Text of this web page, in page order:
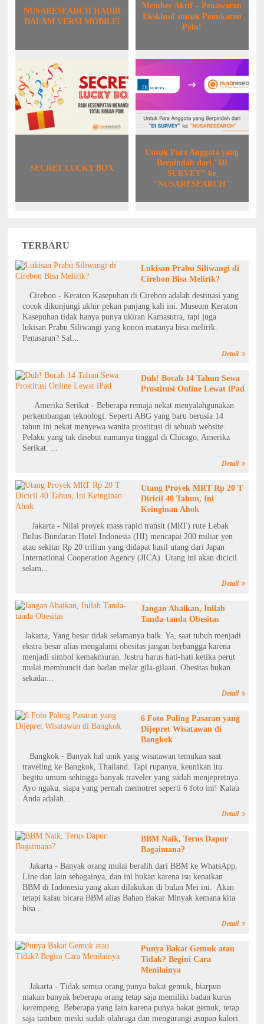
NUSARESEARCH HADIR
DALAM VERSI MOBILE!
Member Aktif – Penawaran
Eksklusif untuk Penukaran
Poin!
SECRET LUCKY BOX
Untuk Para Anggota yang
Berpindah dari "DI
SURVEY" ke
"NUSARESEARCH"
TERBARU
Lukisan Prabu Siliwangi di
Cirebon Bisa Melirik?
Cirebon - Keraton Kasepuhan di Cirebon adalah destinasi yang
cocok dikunjungi akhir pekan panjang kali ini. Museum Keraton
Kasepuhan tidak hanya punya ukiran Kamasutra, tapi juga
lukisan Prabu Siliwangi yang konon matanya bisa melirik.
Penasaran? Sal...
Detail
Duh! Bocah 14 Tahun Sewa
Prostitusi Online Lewat iPad
Amerika Serikat - Beberapa remaja nekat menyalahgunakan
perkembangan teknologi. Seperti ABG yang baru berusia 14
tahun ini nekat menyewa wanita prostitusi di sebuah website.
Pelaku yang tak disebut namanya tinggal di Chicago, Amerika
Serikat. ...
Detail
Utang Proyek MRT Rp 20 T
Dicicil 40 Tahun, Ini
Keinginan Ahok
Jakarta - Nilai proyek mass rapid transit (MRT) rute Lebak
Bulus-Bundaran Hotel Indonesia (HI) mencapai 200 miliar yen
atau sekitar Rp 20 triliun yang didapat hasil utang dari Japan
International Cooperation Agency (JICA). Utang ini akan dicicil
selam...
Detail
Jangan Abaikan, Inilah
Tanda-tanda Obesitas
Jakarta, Yang besar tidak selamanya baik. Ya, saat tubuh menjadi
ekstra besar alias mengalami obesitas jangan berbangga karena
menjadi simbol kemakmuran. Justru harus hati-hati ketika perut
mulai membuncit dan badan melar gila-gilaan. Obesitas bukan
sekadar...
Detail
6 Foto Paling Pasaran yang
Dijepret Wisatawan di
Bangkok
Bangkok - Banyak hal unik yang wisatawan temukan saat
traveling ke Bangkok, Thailand. Tapi rupanya, keunikan itu
begitu umum sehingga banyak traveler yang sudah menjepretnya.
Ayo ngaku, siapa yang pernah memotret seperti 6 foto ini! Kalau
Anda adalah...
Detail
BBM Naik, Terus Dapur
Bagaimana?
Jakarta - Banyak orang mulai beralih dari BBM ke WhatsApp,
Line dan lain sebagainya, dan ini bukan karena isu kenaikan
BBM di Indonesia yang akan dilakukan di bulan Mei ini. Akan
tetapi kalau bicara BBM alias Bahan Bakar Minyak kemana kita
bisa...
Detail
Punya Bakat Gemuk atau
Tidak? Begini Cara
Menilainya
Jakarta - Tidak semua orang punya bakat gemuk, biarpun
makan banyak beberapa orang tetap saja memiliki badan kurus
kerempeng. Beberapa yang lain karena punya bakat gemuk, tetap
saja tambun meski sudah olahraga dan mengurangi asupan kalori.